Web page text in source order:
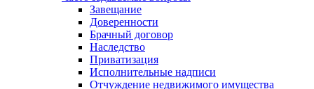
Завещание
Доверенности
Брачный договор
Наследство
Приватизация
Исполнительные надписи
Отчуждение недвижимого имущества